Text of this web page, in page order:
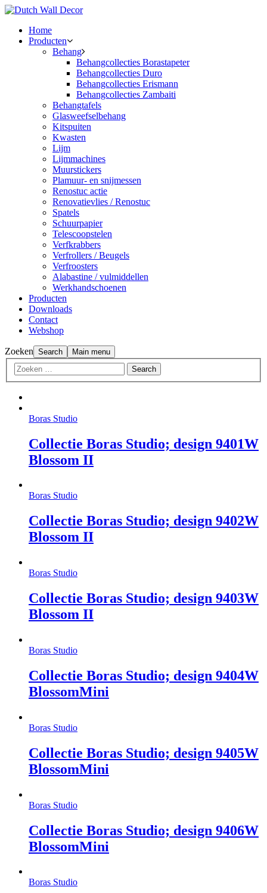
Home
Producten
Behang
Behangcollecties Borastapeter
Behangcollecties Duro
Behangcollecties Erismann
Behangcollecties Zambaiti
Behangtafels
Glasweefselbehang
Kitspuiten
Kwasten
Lijm
Lijmmachines
Muurstickers
Plamuur- en snijmessen
Renostuc actie
Renovatievlies / Renostuc
Spatels
Schuurpapier
Telescoopstelen
Verfkrabbers
Verfrollers / Beugels
Verfroosters
Alabastine / vulmiddellen
Werkhandschoenen
Producten
Downloads
Contact
Webshop
Zoeken Search Main menu
Boras Studio
Collectie Boras Studio; design 9401W
Blossom II
Boras Studio
Collectie Boras Studio; design 9402W
Blossom II
Boras Studio
Collectie Boras Studio; design 9403W
Blossom II
Boras Studio
Collectie Boras Studio; design 9404W
BlossomMini
Boras Studio
Collectie Boras Studio; design 9405W
BlossomMini
Boras Studio
Collectie Boras Studio; design 9406W
BlossomMini
Boras Studio